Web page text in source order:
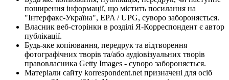
поширення інформації, що містить посилання на
"Інтерфакс-Україна", EPA / UPG, суворо забороняється.
Власник веб-сторінки в розділі Я-Корреспондент є автор
публікації.
Будь-яке копіювання, передрук та відтворення
фотографічних творів та/або аудіовізуальних творів
правовласника Getty Images - суворо забороняється.
Матеріали сайту korrespondent.net призначені для осіб